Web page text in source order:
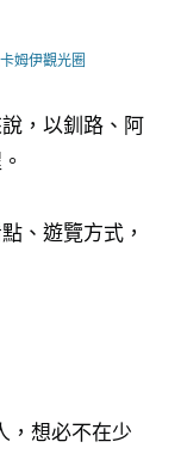
姆伊觀光圈
，以釧路、阿
、遊覽方式，
，想必不在少